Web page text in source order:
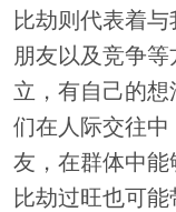
比劫则代表着
朋友以及竞争
立，有自己的
们在人际交往中
友，在群体中能
比劫过旺也可